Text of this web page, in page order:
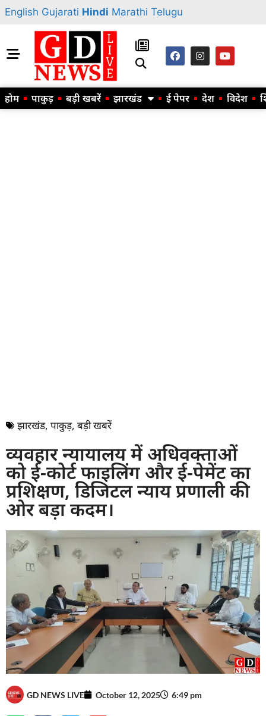
English Gujarati Hindi Marathi Telugu
होम पाकुड़ बड़ी खबरें झारखंड ई पेपर देश विदेश
झारखंड, पाकुड़, बड़ी खबरें
व्यवहार न्यायालय में अधिवक्ताओं
को ई-कोर्ट फाइलिंग और ई-पेमेंट का
प्रशिक्षण, डिजिटल न्याय प्रणाली की
ओर बड़ा कदम।
GD NEWS LIVE October 12, 2025 6:49 pm